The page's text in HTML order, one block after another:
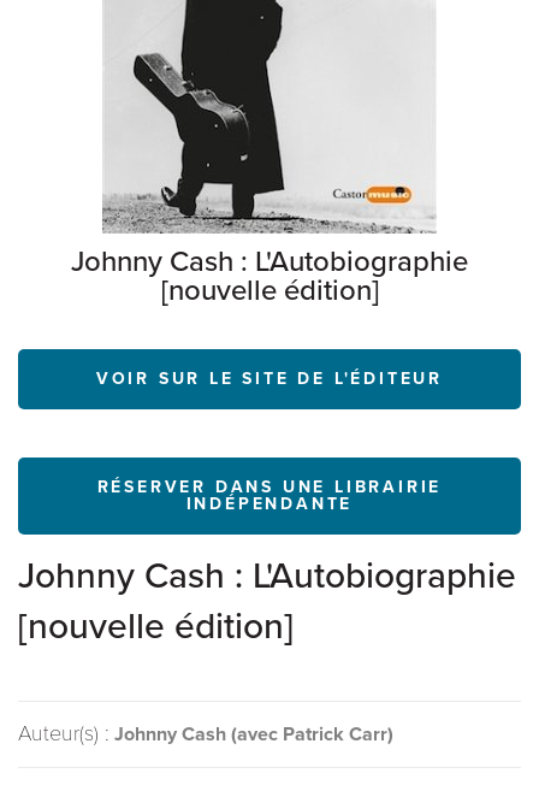
Johnny Cash : L'Autobiographie
[nouvelle édition]
VOIR SUR LE SITE DE L'ÉDITEUR
RÉSERVER DANS UNE LIBRAIRIE
INDÉPENDANTE
Johnny Cash : L'Autobiographie
[nouvelle édition]
Auteur(s) : Johnny Cash (avec Patrick Carr)